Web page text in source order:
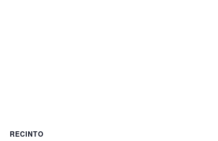
RECINTO